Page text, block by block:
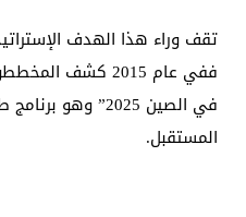
تقف وراء هذا الهدف
ففي عام 2015
في الصين 2025”
المستقبل.